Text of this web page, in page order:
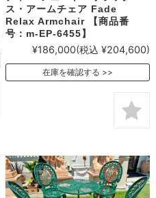
ス・アームチェア Fade
Relax Armchair 【商品番
号：m-EP-6455】
¥186,000(税込 ¥204,600)
在庫を確認する